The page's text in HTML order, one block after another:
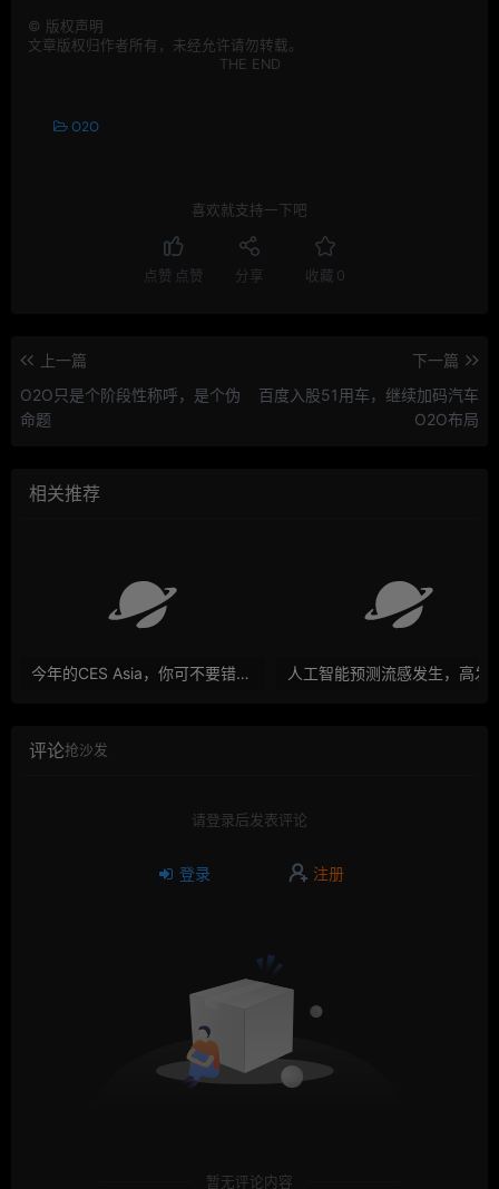
© 版权声明
文章版权归作者所有，未经允许请勿转载。
THE END
O2O
喜欢就支持一下吧
点赞 点赞 分享 收藏 0
上一篇
O2O只是个阶段性称呼，是个伪
命题
下一篇
百度入股51用车，继续加码汽车
O2O布局
相关推荐
今年的CES Asia，你可不要错过这些自动驾驶看点
评论抢沙发
请登录后发表评论
登录 注册
暂无评论内容